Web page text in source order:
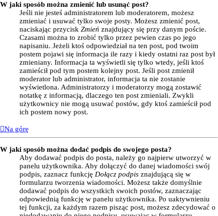
W jaki sposób można zmienić lub usunąć post?
Jeśli nie jesteś administratorem lub moderatorem, możesz
zmieniać i usuwać tylko swoje posty. Możesz zmienić post,
naciskając przycisk Zmień znajdujący się przy danym poście.
Czasami można to zrobić tylko przez pewien czas po jego
napisaniu. Jeżeli ktoś odpowiedział na ten post, pod twoim
postem pojawi się informacja ile razy i kiedy ostatni raz post był
zmieniany. Informacja ta wyświetli się tylko wtedy, jeśli ktoś
zamieścił pod tym postem kolejny post. Jeśli post zmienił
moderator lub administrator, informacja ta nie zostanie
wyświetlona. Administratorzy i moderatorzy mogą zostawić
notatkę z informacją, dlaczego ten post zmieniali. Zwykli
użytkownicy nie mogą usuwać postów, gdy ktoś zamieścił pod
ich postem nowy post.
Na górę
W jaki sposób można dodać podpis do swojego posta?
Aby dodawać podpis do posta, należy go najpierw utworzyć w
panelu użytkownika. Aby dołączyć do danej wiadomości swój
podpis, zaznacz funkcję Dołącz podpis znajdującą się w
formularzu tworzenia wiadomości. Możesz także domyślnie
dodawać podpis do wszystkich swoich postów, zaznaczając
odpowiednią funkcję w panelu użytkownika. Po uaktywnieniu
tej funkcji, za każdym razem pisząc post, możesz zdecydować o